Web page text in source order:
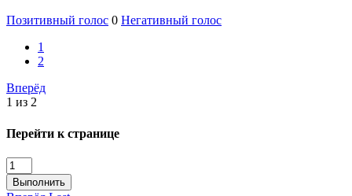
Позитивный голос 0 Негативный голос
1
2
Вперёд
1 из 2
Перейти к странице
Выполнить